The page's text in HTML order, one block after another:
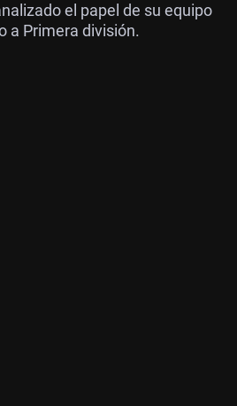
el papel de su equipo
a Primera división.